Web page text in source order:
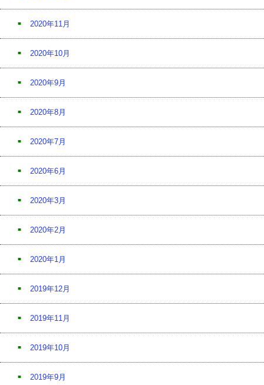
2020年11月
2020年10月
2020年9月
2020年8月
2020年7月
2020年6月
2020年3月
2020年2月
2020年1月
2019年12月
2019年11月
2019年10月
2019年9月